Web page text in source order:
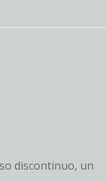
discontinuo, un